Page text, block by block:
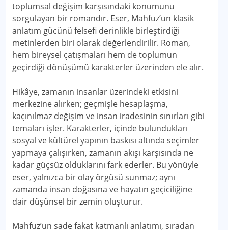
toplumsal değişim karşısındaki konumunu
sorgulayan bir romandır. Eser, Mahfuz’un klasik
anlatım gücünü felsefi derinlikle birleştirdiği
metinlerden biri olarak değerlendirilir. Roman,
hem bireysel çatışmaları hem de toplumun
geçirdiği dönüşümü karakterler üzerinden ele alır.
Hikâye, zamanın insanlar üzerindeki etkisini
merkezine alırken; geçmişle hesaplaşma,
kaçınılmaz değişim ve insan iradesinin sınırları gibi
temaları işler. Karakterler, içinde bulundukları
sosyal ve kültürel yapının baskısı altında seçimler
yapmaya çalışırken, zamanın akışı karşısında ne
kadar güçsüz olduklarını fark ederler. Bu yönüyle
eser, yalnızca bir olay örgüsü sunmaz; aynı
zamanda insan doğasına ve hayatın geçiciliğine
dair düşünsel bir zemin oluşturur.
Mahfuz’un sade fakat katmanlı anlatımı, sıradan